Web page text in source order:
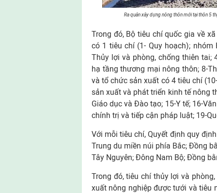
Ra quân xây dựng nông thôn mới tại thôn 5
Trong đó, Bộ tiêu chí quốc gia về
có 1 tiêu chí (1- Quy hoạch);
Thủy lợi và phòng, chống thiên tai;
hạ tầng thương mại nông thôn; 8-
và tổ chức sản xuất có 4 tiêu chí
sản xuất và phát triển kinh tế nông
Giáo dục và Đào tạo; 15-Y tế; 16-
chính trị và tiếp cận pháp luật; 19-
Với mỗi tiêu chí, Quyết định quy
Trung du miền núi phía Bắc; Đồng
Tây Nguyên; Đông Nam Bộ; Đồng
Trong đó, tiêu chí thủy lợi và
xuất nông nghiệp được tưới và tiêu